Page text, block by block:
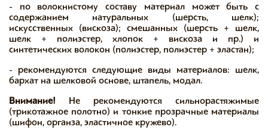
- по волокнистому составу материал может быть с
содержанием натуральных (шерсть, шелк);
искусственных (вискоза); смешанных (шерсть + шелк,
шелк + полиэстер, хлопок + вискоза и пр.) и
синтетических волокон (полиэстер, полиэстер + эластан);
- рекомендуются следующие виды материалов: шелк,
бархат на шелковой основе, штапель, модал.
Внимание! Не рекомендуются сильнорастяжимые
(трикотажное полотно) и тонкие прозрачные материалы
(шифон, органза, эластичное кружево).